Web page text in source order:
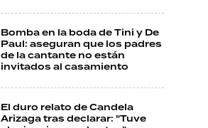
Bomba en la boda de Tini y De
Paul: aseguran que los padres
de la cantante no están
invitados al casamiento
El duro relato de Candela
Arizaga tras declarar: "Tuve